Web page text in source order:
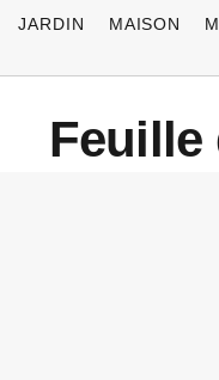
JARDIN MAISON
Feuille